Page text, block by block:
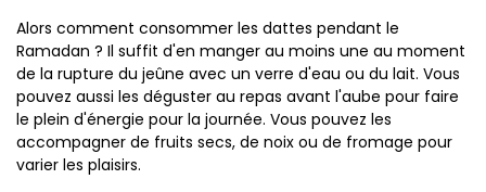
Alors comment consommer les dattes pendant le
Ramadan ? Il suffit d'en manger au moins une au moment
de la rupture du jeûne avec un verre d'eau ou du lait. Vous
pouvez aussi les déguster au repas avant l'aube pour faire
le plein d'énergie pour la journée. Vous pouvez les
accompagner de fruits secs, de noix ou de fromage pour
varier les plaisirs.